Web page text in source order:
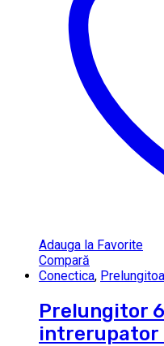
Adauga la Favorite
Compară
Conectica,
Prelungitor
intrerupator